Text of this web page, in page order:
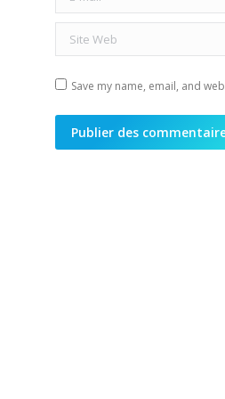
Site Web
Save my name, email, and
Publier des